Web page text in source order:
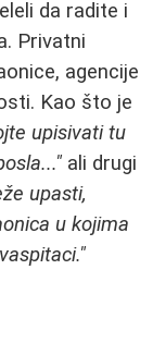
da radite i
Privatni
agencije
Kao što je
upisivati tu
ali drugi
upasti,
u kojima